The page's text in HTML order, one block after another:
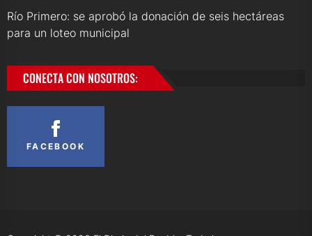
Río Primero: se aprobó la donación de seis hectáreas
para un loteo municipal
CONECTA CON NOSOTROS:
FACEBOOK